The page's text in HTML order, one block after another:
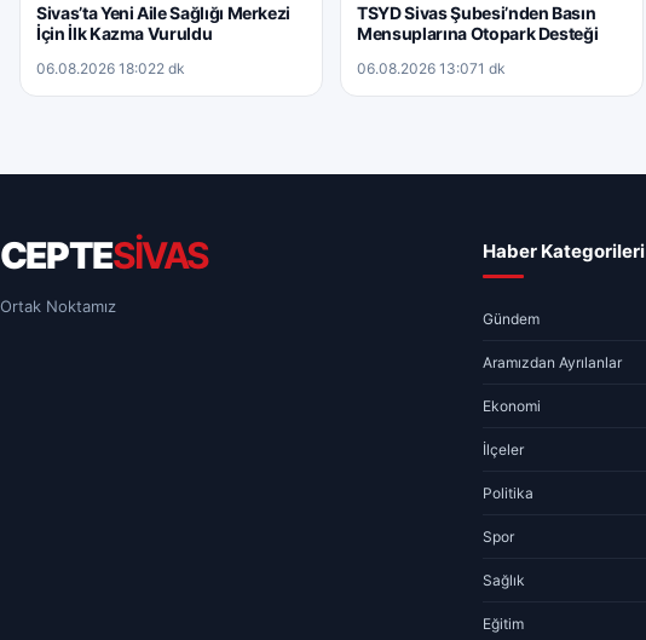
Sivas’ta Yeni Aile Sağlığı Merkezi
İçin İlk Kazma Vuruldu
06.08.2026 18:022 dk
TSYD Sivas Şubesi’nden Basın
Mensuplarına Otopark Desteği
06.08.2026 13:071 dk
CEPTESİVAS
Ortak Noktamız
Haber Kategorileri
Gündem
Aramızdan Ayrılanlar
Ekonomi
İlçeler
Politika
Spor
Sağlık
Eğitim